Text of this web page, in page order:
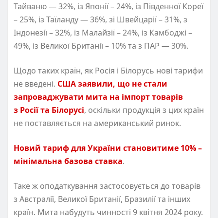
Тайваню — 32%, із Японії – 24%, із Південної Кореї
– 25%, із Таїланду — 36%, зі Швейцарії – 31%, з
Індонезії – 32%, із Малайзії – 24%, із Камбоджі –
49%, із Великої Британії – 10% та з ПАР — 30%.
Щодо таких країн, як Росія і Білорусь нові тарифи
не введені. США заявили, що не стали
запроваджувати мита на імпорт товарів
з Росії та Білорусі, оскільки продукція з цих країн
не поставляється на американський ринок.
Новий тариф для України становитиме 10% –
мінімальна базова ставка.
Таке ж оподаткування застосовується до товарів
з Австралії, Великої Британії, Бразилії та інших
країн. Мита набудуть чинності 9 квітня 2024 року.